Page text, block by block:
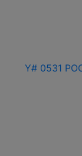
Y# 0531